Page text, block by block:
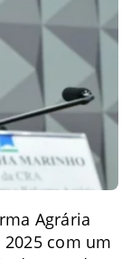
Agrária
2025 com um